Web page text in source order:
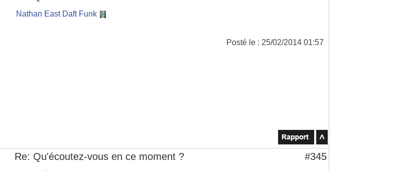
Nathan East Daft Funk
Posté le : 25/02/2014 01:57
Re: Qu'écoutez-vous en ce moment ? #345